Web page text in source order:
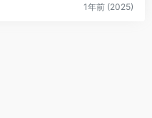
1年前 (2025)